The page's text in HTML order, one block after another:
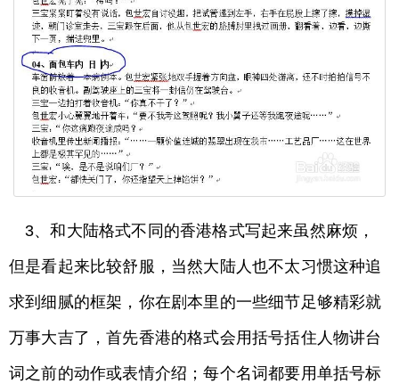
3、和大陆格式不同的香港格式写起来虽然麻烦，
但是看起来比较舒服，当然大陆人也不太习惯这种追
求到细腻的框架，你在剧本里的一些细节足够精彩就
万事大吉了，首先香港的格式会用括号括住人物讲台
词之前的动作或表情介绍；每个名词都要用单括号标